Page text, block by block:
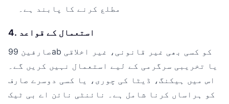
مطلع کرنے کا پابند ہے۔
4. استعمال کے قواعد
صارفین 99ab کو کسی بھی غیر قانونی، غیر اخلاقی
یا تخریبی سرگرمی کے لیے استعمال نہیں کریں گے۔
اس میں ہیکنگ، ڈیٹا کی چوری، یا کسی دوسرے صارف
کو ہراساں کرنا شامل ہے۔ نائنٹی نائن اے بی ٹیک